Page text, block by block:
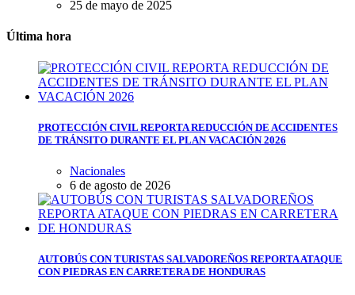
25 de mayo de 2025
Última hora
PROTECCIÓN CIVIL REPORTA REDUCCIÓN DE ACCIDENTES
DE TRÁNSITO DURANTE EL PLAN VACACIÓN 2026
Nacionales
6 de agosto de 2026
AUTOBÚS CON TURISTAS SALVADOREÑOS REPORTA ATAQUE
CON PIEDRAS EN CARRETERA DE HONDURAS